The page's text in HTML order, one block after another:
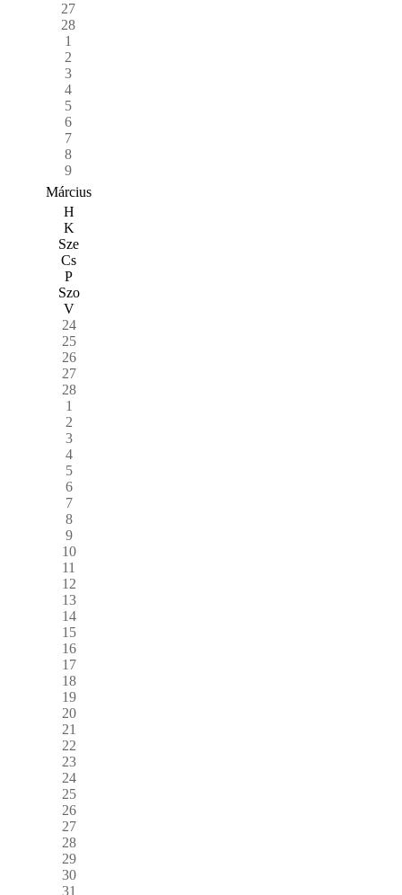
27
28
1
2
3
4
5
6
7
8
9
Március
H
K
Sze
Cs
P
Szo
V
24
25
26
27
28
1
2
3
4
5
6
7
8
9
10
11
12
13
14
15
16
17
18
19
20
21
22
23
24
25
26
27
28
29
30
31